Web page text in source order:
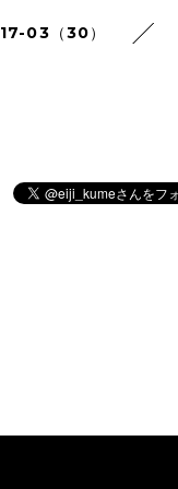
03（30）